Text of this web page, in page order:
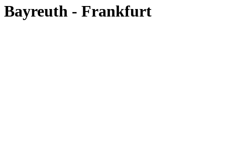
Bayreuth - Frankfurt